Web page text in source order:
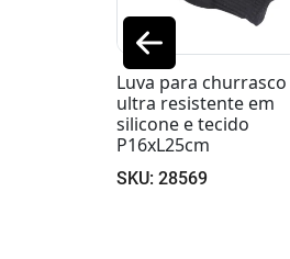
Jogo para churrasco
em aço inox com
cabo emborrachado 3
peças preto
SKU: 28575